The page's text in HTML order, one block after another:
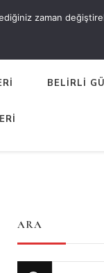
BELİRLİ
ARA
zaman